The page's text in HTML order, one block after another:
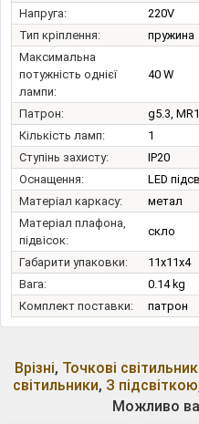
Напруга:
220V
Тип кріплення:
пружина
Максимальна
потужність однієї
лампи:
40 W
Патрон:
g5.3,
Кількість ламп:
1
Ступінь захисту:
IP20
Оснащення:
LED
Матеріал каркасу:
метал
Матеріал плафона,
підвісок:
скло
Габарити упаковки:
11x11x4
Вага:
0.14 kg
Комплект поставки:
патрон
Врізні, Точкові
світильники, З підсвіткою
Можливо